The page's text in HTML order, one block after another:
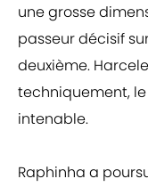
une grosse
passeur décisif
deuxième.
techniquement,
intenable.
Raphinha a